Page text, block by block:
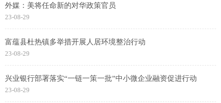
外媒：美将任命新的对华政策官员
23-08-29
富蕴县杜热镇多举措开展人居环境整治行动
23-08-29
兴业银行部署落实“一链一策一批”中小微企业融资促进行动
23-08-29